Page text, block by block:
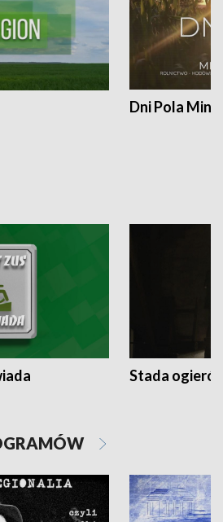
Dni Pola
Stada